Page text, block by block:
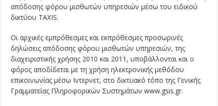
απόδοσης φόρου μισθωτών υπηρεσιών μέσω του ειδικού
δικτύου TAXIS.
Οι αρχικές εμπρόθεσμες και εκπρόθεσμες προσωρινές
δηλώσεις απόδοσης φόρου μισθωτών υπηρεσιών, της
διαχειριστικής χρήσης 2010 και 2011, υποβάλλονται και ο
φόρος αποδίδεται με τη χρήση ηλεκτρονικής μεθόδου
επικοινωνίας μέσω Ιντερνετ, στο δικτυακό τόπο της Γενικής
Γραμματείας Πληροφορικών Συστημάτων www.gsis.gr.